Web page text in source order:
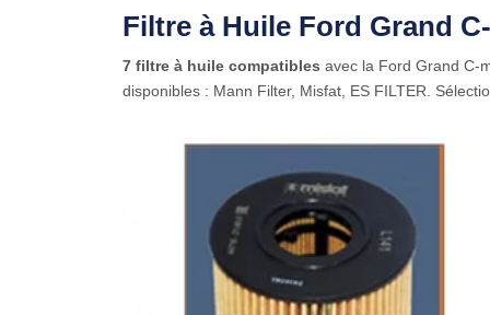
Filtre à Huile Ford Grand
7 filtre à huile compatibles avec la Ford Grand
disponibles : Mann Filter, Misfat, ES FILTER.